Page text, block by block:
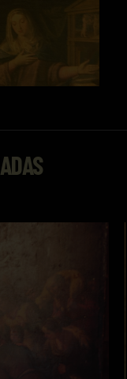
del artista
de la Gutierra
de bolsillo.